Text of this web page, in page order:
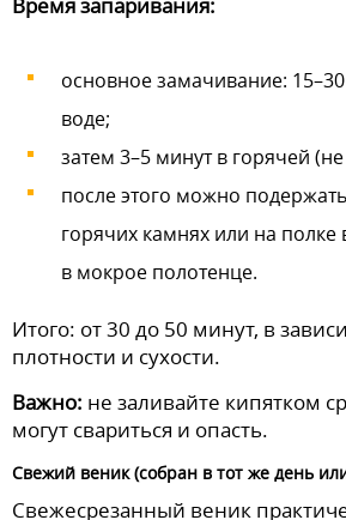
основное замачивание:
воде;
затем 3–5 минут в горячей
после этого можно
горячих камнях или на полке
в мокрое полотенце.
Итого: от 30 до 50 минут, в
плотности и сухости.
Важно: не заливайте кипятком
могут свариться и опасть.
Свежий веник (собран в тот же день
Свежесрезанный веник